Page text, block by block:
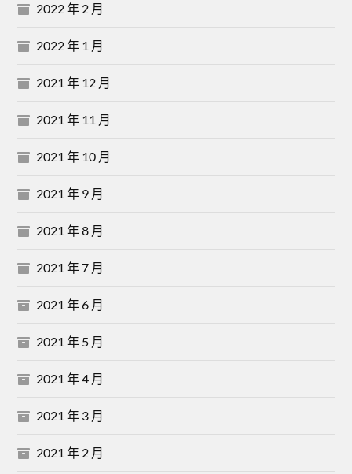
2022 年 2 月
2022 年 1 月
2021 年 12 月
2021 年 11 月
2021 年 10 月
2021 年 9 月
2021 年 8 月
2021 年 7 月
2021 年 6 月
2021 年 5 月
2021 年 4 月
2021 年 3 月
2021 年 2 月